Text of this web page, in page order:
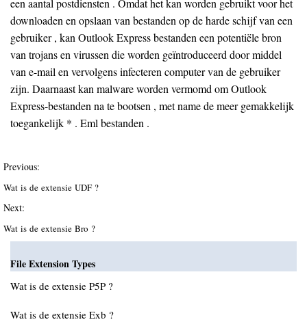
een aantal postdiensten . Omdat het kan worden gebruikt voor het
downloaden en opslaan van bestanden op de harde schijf van een
gebruiker , kan Outlook Express bestanden een potentiële bron
van trojans en virussen die worden geïntroduceerd door middel
van e-mail en vervolgens infecteren computer van de gebruiker
zijn. Daarnaast kan malware worden vermomd om Outlook
Express-bestanden na te bootsen , met name de meer gemakkelijk
toegankelijk * . Eml bestanden .
Previous:
Wat is de extensie UDF ?
Next:
Wat is de extensie Bro ?
File Extension Types
Wat is de extensie P5P ?
Wat is de extensie Exb ?